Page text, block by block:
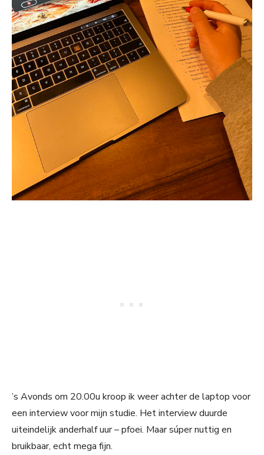
’s Avonds om 20.00u kroop ik weer achter de laptop voor
een interview voor mijn studie. Het interview duurde
uiteindelijk anderhalf uur – pfoei. Maar súper nuttig en
bruikbaar, echt mega fijn.